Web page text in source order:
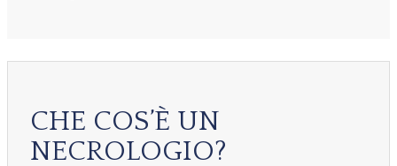
CHE COS’È UN
NECROLOGIO?